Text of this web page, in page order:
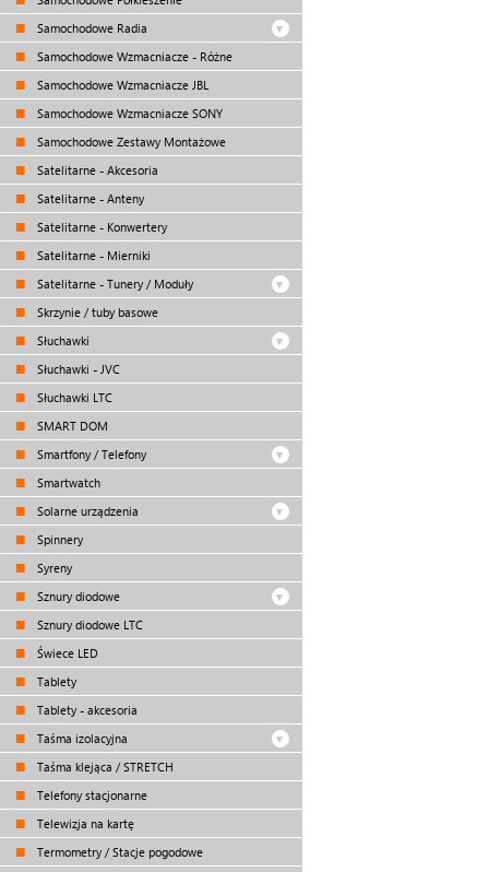
Samochodowe Radia
Samochodowe Wzmacniacze - Różne
Samochodowe Wzmacniacze JBL
Samochodowe Wzmacniacze SONY
Samochodowe Zestawy Montażowe
Satelitarne - Akcesoria
Satelitarne - Anteny
Satelitarne - Konwertery
Satelitarne - Mierniki
Satelitarne - Tunery / Moduły
Skrzynie / tuby basowe
Słuchawki
Słuchawki - JVC
Słuchawki LTC
SMART DOM
Smartfony / Telefony
Smartwatch
Solarne urządzenia
Spinnery
Syreny
Sznury diodowe
Sznury diodowe LTC
Świece LED
Tablety
Tablety - akcesoria
Taśma izolacyjna
Taśma klejąca / STRETCH
Telefony stacjonarne
Telewizja na kartę
Termometry / Stacje pogodowe